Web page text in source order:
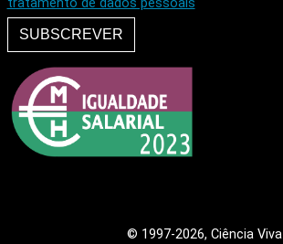
tratamento de dados pessoais
SUBSCREVER
© 1997-2026, Ciência Viva